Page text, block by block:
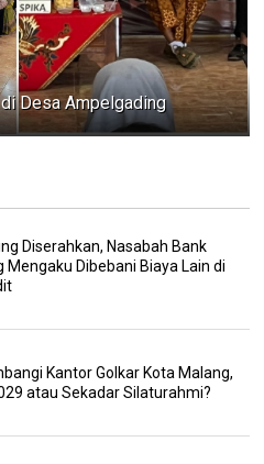
Desa Ampelgading
Diserahkan, Nasabah Bank
Mengaku Dibebani Biaya Lain di
Kantor Golkar Kota Malang,
atau Sekadar Silaturahmi?